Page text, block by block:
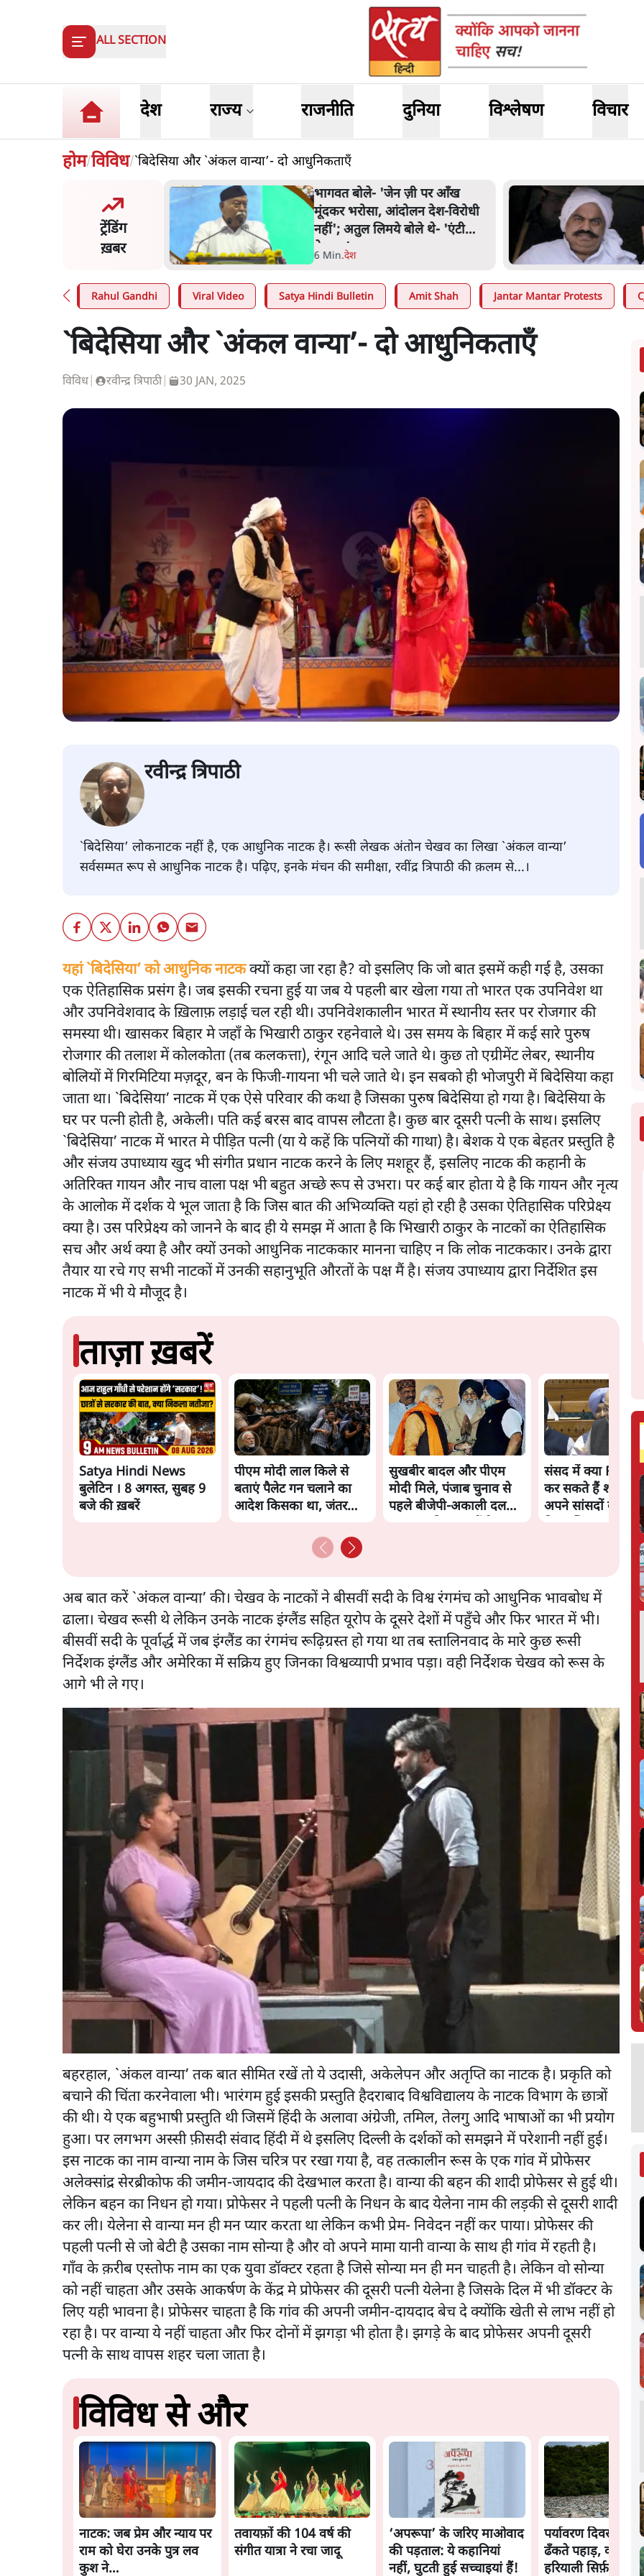
ALL SECTION
देश राज्य राजनीति दुनिया विश्लेषण विचार
होम/विविध/`बिदेसिया और `अंकल वान्या’- दो आधुनिकताएँ
ट्रेंडिंग
ख़बर
बोले- 'जेन ज़ी पर आँख
भरोसा, आंदोलन देश-विरोधी
अतुल लिमये बोले थे- 'एंटी
अतीक अहमद के बेटे अबान अहमद
की सड़क हादसे में मौत, जेल में बंद
भाई से मिलने जा रहे थे
5 Min.उत्तर प्रदेश
Rahul Gandhi Viral Video Satya Hindi Bulletin Amit Shah Jantar Mantar Protests
`बिदेसिया और `अंकल वान्या’- दो आधुनिकताएँ
विविध रवीन्द्र त्रिपाठी| 30 JAN, 2025
रवीन्द्र त्रिपाठी
`बिदेसिया’ लोकनाटक नहीं है, एक आधुनिक नाटक है। रूसी लेखक अंतोन चेखव का लिखा `अंकल वान्या’
सर्वसम्मत रूप से आधुनिक नाटक है। पढ़िए, इनके मंचन की समीक्षा, रवींद्र त्रिपाठी की क़लम से...।
यहां `बिदेसिया’ को आधुनिक नाटकक्यों कहा जा रहा है? वो इसलिए कि जो बात इसमें कही गई है, उसका
एक ऐतिहासिक प्रसंग है। जब इसकी रचना हुई या जब ये पहली बार खेला गया तो भारत एक उपनिवेश था
और उपनिवेशवाद के ख़िलाफ़ लड़ाई चल रही थी। उपनिवेशकालीन भारत में स्थानीय स्तर पर रोजगार की
समस्या थी। खासकर बिहार मे जहाँ के भिखारी ठाकुर रहनेवाले थे। उस समय के बिहार में कई सारे पुरुष
रोजगार की तलाश में कोलकोता (तब कलकत्ता), रंगून आदि चले जाते थे। कुछ तो एग्रीमेंट लेबर, स्थानीय
बोलियों में गिरमिटिया मज़दूर, बन के फिजी-गायना भी चले जाते थे। इन सबको ही भोजपुरी में बिदेसिया कहा
जाता था। `बिदेसिया’ नाटक में एक ऐसे परिवार की कथा है जिसका पुरुष बिदेसिया हो गया है। बिदेसिया के
घर पर पत्नी होती है, अकेली। पति कई बरस बाद वापस लौटता है। कुछ बार दूसरी पत्नी के साथ। इसलिए
`बिदेसिया’ नाटक में भारत मे पीड़ित पत्नी (या ये कहें कि पत्नियों की गाथा) है। बेशक ये एक बेहतर प्रस्तुति है
और संजय उपाध्याय खुद भी संगीत प्रधान नाटक करने के लिए मशहूर हैं, इसलिए नाटक की कहानी के
अतिरिक्त गायन और नाच वाला पक्ष भी बहुत अच्छे रूप से उभरा। पर कई बार होता ये है कि गायन और नृत्य
के आलोक में दर्शक ये भूल जाता है कि जिस बात की अभिव्यक्ति यहां हो रही है उसका ऐतिहासिक परिप्रेक्ष्य
क्या है। उस परिप्रेक्ष्य को जानने के बाद ही ये समझ में आता है कि भिखारी ठाकुर के नाटकों का ऐतिहासिक
सच और अर्थ क्या है और क्यों उनको आधुनिक नाटककार मानना चाहिए न कि लोक नाटककार। उनके द्वारा
तैयार या रचे गए सभी नाटकों में उनकी सहानुभूति औरतों के पक्ष मैं है। संजय उपाध्याय द्वारा निर्देशित इस
नाटक में भी ये मौजूद है।
ताज़ा ख़बरें
Satya Hindi News
बुलेटिन । 8 अगस्त, सुबह 9
बजे की ख़बरें
पीएम मोदी लाल किले से
बताएं पैलेट गन चलाने का
आदेश किसका था, जंतर
सुखबीर बादल और पीएम
मोदी मिले, पंजाब चुनाव से
पहले बीजेपी-अकाली दल
संसद में क्या FCRA
कर सकते हैं शाह?
अपने सांसदों के लिए
अब बात करें `अंकल वान्या’ की। चेखव के नाटकों ने बीसवीं सदी के विश्व रंगमंच को आधुनिक भावबोध में
ढाला। चेखव रूसी थे लेकिन उनके नाटक इंग्लैंड सहित यूरोप के दूसरे देशों में पहुँचे और फिर भारत में भी।
बीसवीं सदी के पूर्वार्द्ध में जब इंग्लैंड का रंगमंच रूढ़िग्रस्त हो गया था तब स्तालिनवाद के मारे कुछ रूसी
निर्देशक इंग्लैंड और अमेरिका में सक्रिय हुए जिनका विश्वव्यापी प्रभाव पड़ा। वही निर्देशक चेखव को रूस के
आगे भी ले गए।
बहरहाल, `अंकल वान्या’ तक बात सीमित रखें तो ये उदासी, अकेलेपन और अतृप्ति का नाटक है। प्रकृति को
बचाने की चिंता करनेवाला भी। भारंगम हुई इसकी प्रस्तुति हैदराबाद विश्वविद्यालय के नाटक विभाग के छात्रों
की थी। ये एक बहुभाषी प्रस्तुति थी जिसमें हिंदी के अलावा अंग्रेजी, तमिल, तेलगु आदि भाषाओं का भी प्रयोग
हुआ। पर लगभग अस्सी फ़ीसदी संवाद हिंदी में थे इसलिए दिल्ली के दर्शकों को समझने में परेशानी नहीं हुई।
इस नाटक का नाम वान्या नाम के जिस चरित्र पर रखा गया है, वह तत्कालीन रूस के एक गांव में प्रोफेसर
अलेक्सांद्र सेरब्रीकोफ की जमीन-जायदाद की देखभाल करता है। वान्या की बहन की शादी प्रोफेसर से हुई थी।
लेकिन बहन का निधन हो गया। प्रोफेसर ने पहली पत्नी के निधन के बाद येलेना नाम की लड़की से दूसरी शादी
कर ली। येलेना से वान्या मन ही मन प्यार करता था लेकिन कभी प्रेम- निवेदन नहीं कर पाया। प्रोफेसर की
पहली पत्नी से जो बेटी है उसका नाम सोन्या है और वो अपने मामा यानी वान्या के साथ ही गांव में रहती है।
गाँव के क़रीब एस्तोफ नाम का एक युवा डॉक्टर रहता है जिसे सोन्या मन ही मन चाहती है। लेकिन वो सोन्या
को नहीं चाहता और उसके आकर्षण के केंद्र मे प्रोफेसर की दूसरी पत्नी येलेना है जिसके दिल में भी डॉक्टर के
लिए यही भावना है। प्रोफेसर चाहता है कि गांव की अपनी जमीन-दायदाद बेच दे क्योंकि खेती से लाभ नहीं हो
रहा है। पर वान्या ये नहीं चाहता और फिर दोनों में झगड़ा भी होता है। झगड़े के बाद प्रोफेसर अपनी दूसरी
पत्नी के साथ वापस शहर चला जाता है।
विविध से और
नाटक: जब प्रेम और न्याय पर
राम को घेरा उनके पुत्र लव
कुश ने…
तवायफ़ों की 104 वर्ष की
संगीत यात्रा ने रचा जादू
‘अपरूपा’ के जरिए माओवाद
की पड़ताल: ये कहानियां
नहीं, घुटती हुई सच्चाइयां हैं!
पर्यावरण दिवस:
ढँकते पहाड़, क्या
हरियाली सिर्फ़ यादों